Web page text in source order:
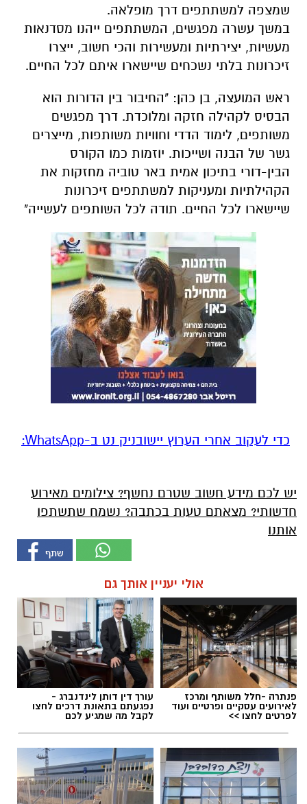
שמצפה למשתתפים דרך מופלאה.
במשך עשרה מפגשים, המשתתפים ייהנו מסדנאות
מעשיות, יצירתיות ומעשירות והכי חשוב, ייצרו
זיכרונות בלתי נשכחים שיישארו איתם לכל החיים.
ראש המועצה, בן כהן: "החיבור בין הדורות הוא
הבסיס לקהילה חזקה ומלוכדת. דרך מפגשים
משותפים, לימוד הדדי וחוויות משותפות, מייצרים
גשר של הבנה ושייכות. יוזמות כמו הקורס
הבין-דורי בתיכון אמית באר טוביה מחזקות את
הקהילתיות ומעניקות למשתתפים זיכרונות
שיישארו לכל החיים. תודה לכל השותפים לעשייה"
‏כדי לעקוב אחרי הערוץ יישובניק נט ב-WhatsApp:‏‏‏
יש לכם מידע חשוב שטרם נחשף? צילומים מאירוע
חדשותי? מצאתם טעות בכתבה? נשמח שתשתפו
אותנו
אולי יעניין אותך גם
פנתרה -חלל משותף ומרכז
לאירועים עסקיים ופרטיים ועוד
לפרטים לחצו >>
עורך דין דותן לינדנברג -
נפגעתם בתאונת דרכים לחצו
לקבל מה שמגיע לכם